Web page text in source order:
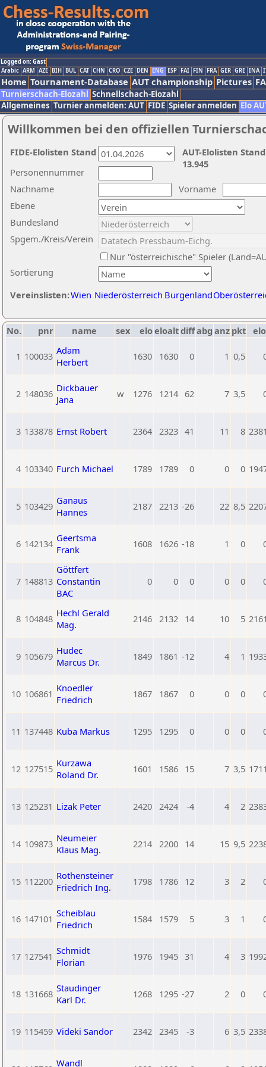
Logged on: Gast
Arabic ARM AZE BIH BUL CAT CHN CRO CZE DEN ENG ESP FAI FIN FRA GER GRE INA
Home Tournament-Database AUT championship Pictures
Turnierschach-Elozahl Schnellschach-Elozahl
Allgemeines Turnier anmelden: AUT FIDE Spieler anmelden Elo
Willkommen bei den offiziellen
Nachname
Vorname
Ebene
Sortierung
Personennummer
Bundesland
Spgem./Kreis/Verein
Nur "österreichische" Spieler
Vereinslisten:Wien Niederösterreich Burgenland
AUT-Elolisten
13.945
FIDE-Elolisten Stand
No. pnr name sex eloeloaltdiffabg anz pkt
1 100033 Adam
Herbert
1630 1630 0 1 0,5
2 148036 Dickbauer
Jana
w 1276 1214 62 7 3,5
3 133878 Ernst Robert 2364 2323 41 11 8
4 103340 Furch Michael 1789 1789 0 0 0
5 103429 Ganaus
Hannes
2187 2213 -26 22 8,5
6 142134 Geertsma
Frank
1608 1626 -18 1 0
7 148813
Göttfert
Constantin
BAC
0 0 0 0 0
8 104848 Hechl Gerald
Mag.
2146 2132 14 10 5
9 105679 Hudec
Marcus Dr.
1849 1861 -12 4 1
10 106861 Knoedler
Friedrich
1867 1867 0 0 0
11 137448 Kuba Markus 1295 1295 0 0 0
12 127515 Kurzawa
Roland Dr.
1601 1586 15 7 3,5
13 125231 Lizak Peter 2420 2424 -4 4 2
14 109873 Neumeier
Klaus Mag.
2214 2200 14 15 9,5
15 112200 Rothensteiner
Friedrich Ing.
1798 1786 12 3 2
16 147101 Scheiblau
Friedrich
1584 1579 5 3 1
17 127541 Schmidt
Florian
1976 1945 31 4 3
18 131668 Staudinger
Karl Dr.
1268 1295 -27 2 0
19 115459 Videki Sandor 2342 2345 -3 6 3,5
Wandl